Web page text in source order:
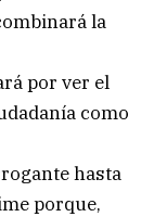
la
por ver el
como
hasta
porque,